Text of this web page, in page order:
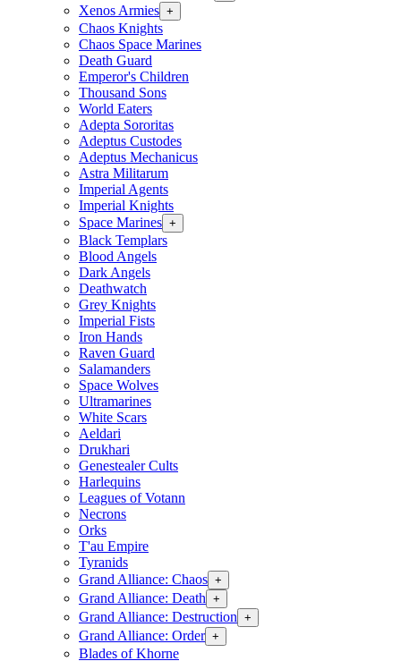
Xenos Armies +
Chaos Knights
Chaos Space Marines
Death Guard
Emperor's Children
Thousand Sons
World Eaters
Adepta Sororitas
Adeptus Custodes
Adeptus Mechanicus
Astra Militarum
Imperial Agents
Imperial Knights
Space Marines +
Black Templars
Blood Angels
Dark Angels
Deathwatch
Grey Knights
Imperial Fists
Iron Hands
Raven Guard
Salamanders
Space Wolves
Ultramarines
White Scars
Aeldari
Drukhari
Genestealer Cults
Harlequins
Leagues of Votann
Necrons
Orks
T'au Empire
Tyranids
Grand Alliance: Chaos +
Grand Alliance: Death +
Grand Alliance: Destruction +
Grand Alliance: Order +
Blades of Khorne